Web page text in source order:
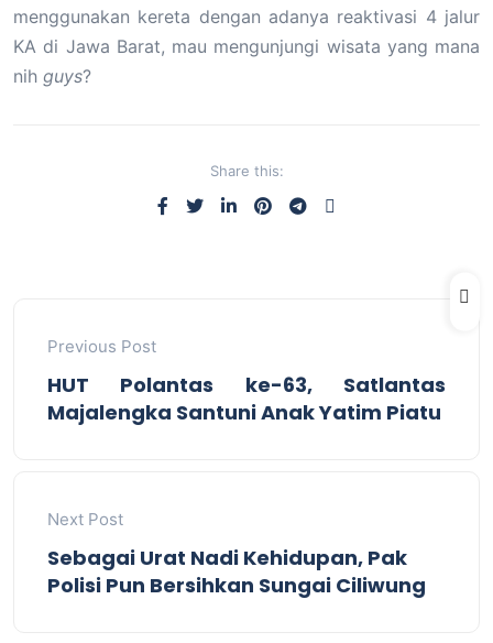
menggunakan kereta dengan adanya reaktivasi 4 jalur
KA di Jawa Barat, mau mengunjungi wisata yang mana
nih guys?
Share this:
Previous Post
HUT Polantas ke-63, Satlantas
Majalengka Santuni Anak Yatim Piatu
Next Post
Sebagai Urat Nadi Kehidupan, Pak
Polisi Pun Bersihkan Sungai Ciliwung